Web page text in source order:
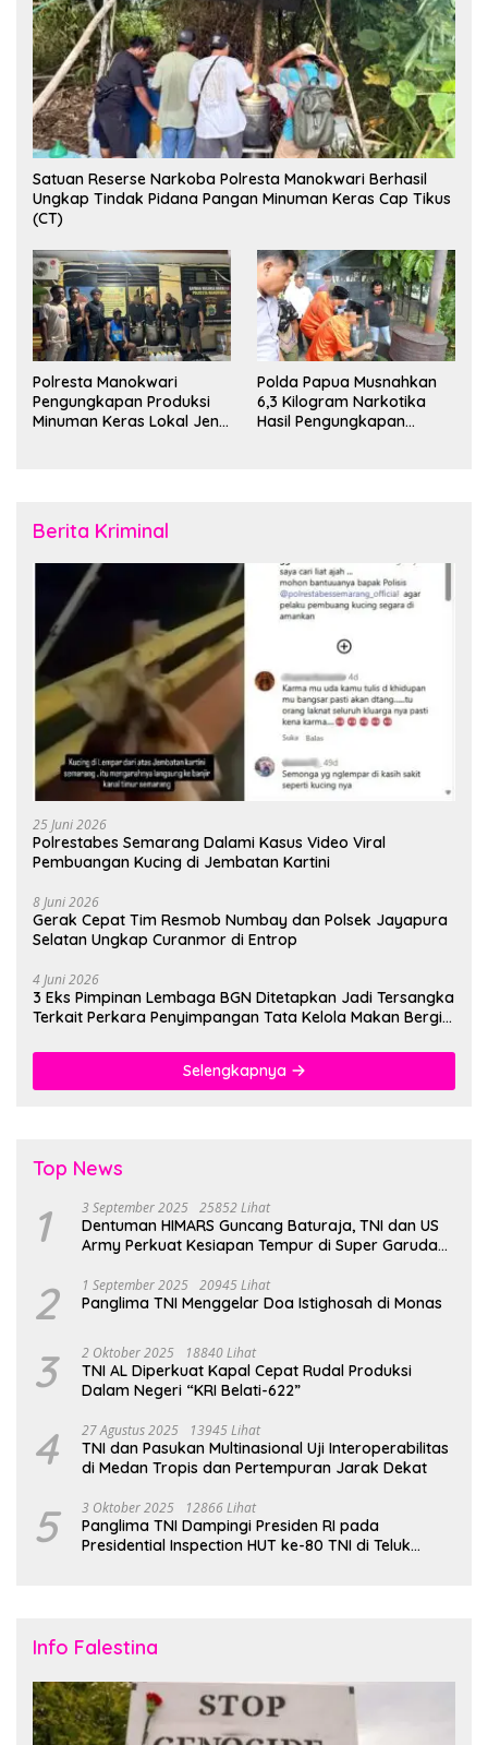
Satuan Reserse Narkoba Polresta Manokwari Berhasil
Ungkap Tindak Pidana Pangan Minuman Keras Cap Tikus
(CT)
Polresta Manokwari
Pengungkapan Produksi
Minuman Keras Lokal Jenis
Polda Papua Musnahkan
6,3 Kilogram Narkotika
Hasil Pengungkapan
Berita Kriminal
25 Juni 2026
Polrestabes Semarang Dalami Kasus Video Viral
Pembuangan Kucing di Jembatan Kartini
8 Juni 2026
Gerak Cepat Tim Resmob Numbay dan Polsek Jayapura
Selatan Ungkap Curanmor di Entrop
4 Juni 2026
3 Eks Pimpinan Lembaga BGN Ditetapkan Jadi Tersangka
Terkait Perkara Penyimpangan Tata Kelola Makan Bergizi
Selengkapnya
Top News
1 3 September 2025 25852 Lihat
Dentuman HIMARS Guncang Baturaja, TNI dan US
Army Perkuat Kesiapan Tempur di Super Garuda
2 1 September 2025 20945 Lihat
Panglima TNI Menggelar Doa Istighosah di Monas
3 2 Oktober 2025 18840 Lihat
TNI AL Diperkuat Kapal Cepat Rudal Produksi
Dalam Negeri “KRI Belati-622”
4 27 Agustus 2025 13945 Lihat
TNI dan Pasukan Multinasional Uji Interoperabilitas
di Medan Tropis dan Pertempuran Jarak Dekat
5 3 Oktober 2025 12866 Lihat
Panglima TNI Dampingi Presiden RI pada
Presidential Inspection HUT ke-80 TNI di Teluk
Info Falestina